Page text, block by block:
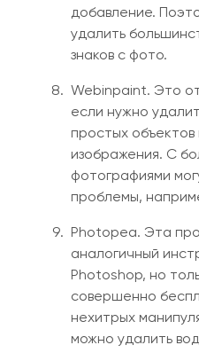
добавление.
удалить
знаков с фото.
Webinpaint. Это
если нужно
простых
изображения. С
фотографиями
проблемы,
Photopea. Эта
аналогичный
Photoshop, но
совершенно
нехитрых
можно удалить